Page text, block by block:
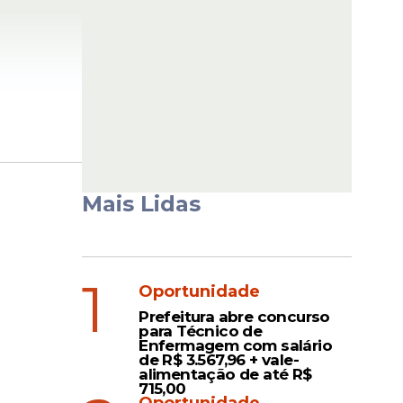
(2020)
Mais Lidas
1 Oportunidade
Prefeitura abre concurso
para Técnico de
Enfermagem com salário
de R$ 3.567,96 + vale-
alimentação de até R$
715,00